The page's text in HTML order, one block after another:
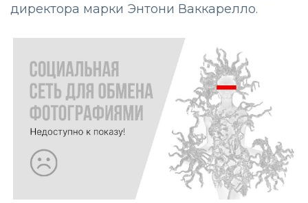
директора марки Энтони Ваккарелло.